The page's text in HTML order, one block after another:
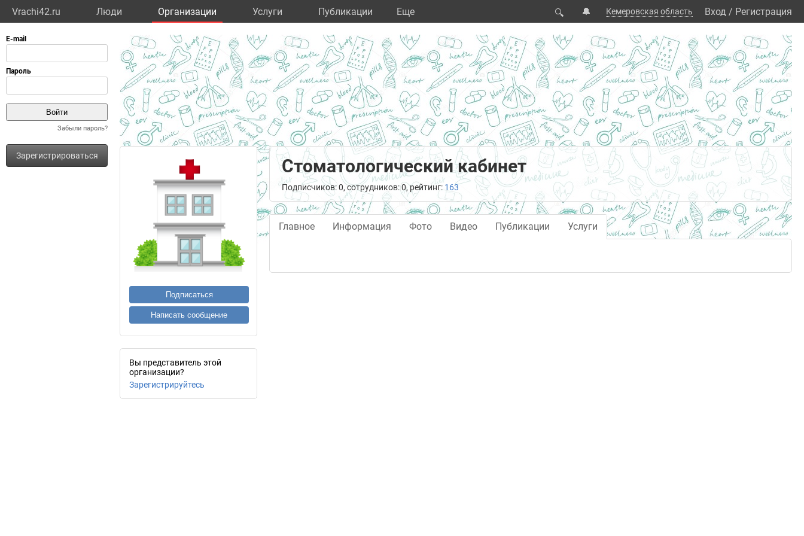
Vrachi42.ru Люди Организации Услуги Публикации Eще 🔍 🔔 Кемеровская область Вход / Регистрация
Забыли пароль?
Зарегистрироваться
Подписаться
Написать сообщение
Вы представитель этой
организации?
Зарегистрируйтесь
Стоматологический кабинет
Подписчиков: 0, сотрудников: 0, рейтинг: 163
Главное Информация Фото Видео Публикации Услуги